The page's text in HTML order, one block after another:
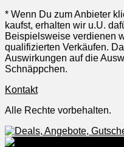
* Wenn Du zum Anbieter
kaufst, erhalten wir u.U.
Beispielsweise verdienen
qualifizierten Verkäufen.
Auswirkungen auf die
Schnäppchen.
Kontakt
Alle Rechte vorbehalten.